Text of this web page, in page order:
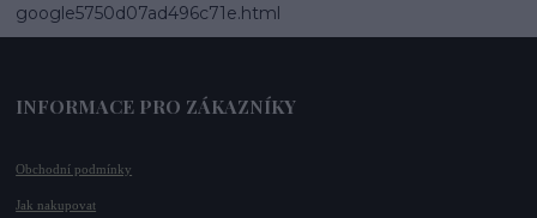
google5750d07ad496c71e.html
INFORMACE PRO ZÁKAZNÍKY
Obchodní podmínky
Jak nakupovat